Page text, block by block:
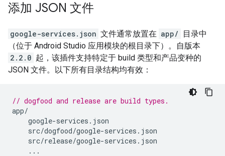
添加 JSON 文件
google-services.json 文件通常放置在 app/
目录中
（位于 Android Studio 应用模块的根目录下）。自版本
2.2.0 起，该插件支持特定于 build 类型和产品变种的
JSON 文件。以下所有目录结构均有效：
// dogfood and release are build types.
app/
google-services . json
src/dogfood/google-services . json
src/release/google-services . json
...